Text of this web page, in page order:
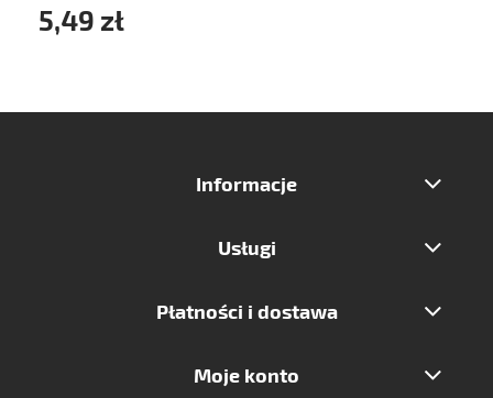
5,49 zł
Informacje
Usługi
Płatności i dostawa
Moje konto